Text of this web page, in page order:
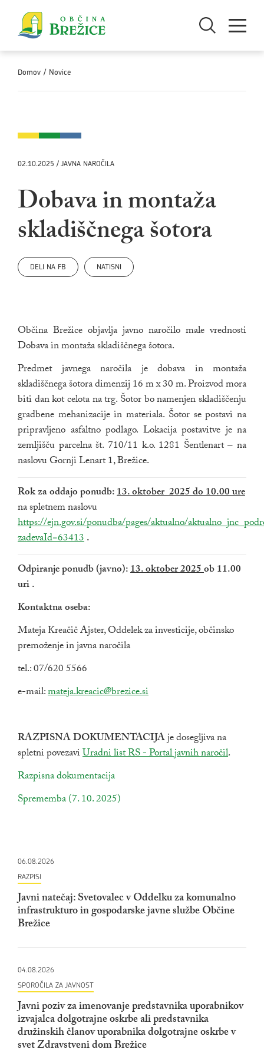
Odpri iskanjeOdpri meni
Domov / Novice
02.10.2025 / JAVNA NAROČILA
Dobava in montaža
skladiščnega šotora
DELI NA FB NATISNI
Občina Brežice objavlja javno naročilo male vrednosti
Dobava in montaža skladiščnega šotora.
Predmet javnega naročila je dobava in montaža
skladiščnega šotora dimenzij 16 m x 30 m. Proizvod mora
biti dan kot celota na trg. Šotor bo namenjen skladiščenju
gradbene mehanizacije in materiala. Šotor se postavi na
pripravljeno asfaltno podlago. Lokacija postavitve je na
zemljišču parcelna št. 710/11 k.o. 1281 Šentlenart – na
naslovu Gornji Lenart 1, Brežice.
Rok za oddajo ponudb:13. oktober 2025 do 10.00 ure
na spletnem naslovu
https://ejn.gov.si/ponudba/pages/aktualno/
zadevaId=63413.
Odpiranje ponudb (javno):13. oktober 2025ob 11.00
uri .
Kontaktna oseba:
Mateja Kreačič Ajster, Oddelek za investicije, občinsko
premoženje in javna naročila
tel.: 07/620 5566
e-mail:mateja.kreacic@brezice.si
RAZPISNA DOKUMENTACIJAje dosegljiva na
spletni povezaviZunanja povezava na
Uradni list RS - Portal javnih naročil.
povezava na dokument
Razpisna dokumentacija
povezava na dokument
Sprememba (7. 10. 2025)
06.08.2026
RAZPISI
Javni natečaj: Svetovalec v Oddelku za komunalno
infrastrukturo in gospodarske javne službe Občine
Brežice
04.08.2026
SPOROČILA ZA JAVNOST
Javni poziv za imenovanje predstavnika uporabnikov
izvajalca dolgotrajne oskrbe ali predstavnika
družinskih članov uporabnika dolgotrajne oskrbe v
svet Zdravstveni dom Brežice